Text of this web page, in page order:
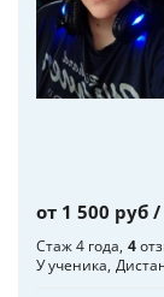
от 1 500 руб /
Стаж 4 года 4
У ученика